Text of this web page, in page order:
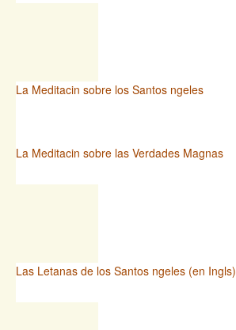
La Meditacin sobre los Santos ngeles
La Meditacin sobre las Verdades Magnas
Las Letanas de los Santos ngeles (en Ingls)